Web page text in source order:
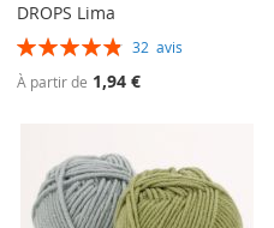
DROPS Lima
Évaluation:
32 avis
À partir de 1,94 €